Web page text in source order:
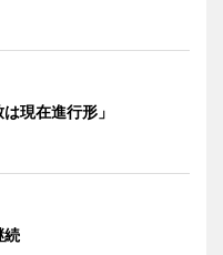
現在進行形」
続